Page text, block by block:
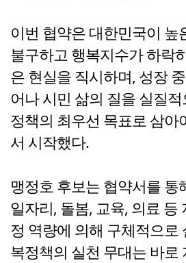
이번 협약은 대한민국이 높
불구하고 행복지수가 하락
은 현실을 직시하며, 성장
어나 시민 삶의 질을 실질
정책의 최우선 목표로 삼아
서 시작했다.
맹정호 후보는 협약서를 통
일자리, 돌봄, 교육, 의료 등
정 역량에 의해 구체적으로
복정책의 실천 무대는 바로